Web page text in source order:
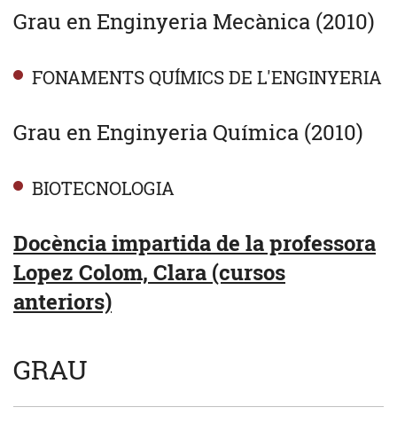
Grau en Enginyeria Mecànica (2010)
FONAMENTS QUÍMICS DE L'ENGINYERIA
Grau en Enginyeria Química (2010)
BIOTECNOLOGIA
Docència impartida de la professora
Lopez Colom, Clara (cursos
anteriors)
GRAU